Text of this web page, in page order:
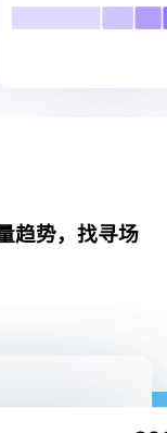
趋势，找寻场